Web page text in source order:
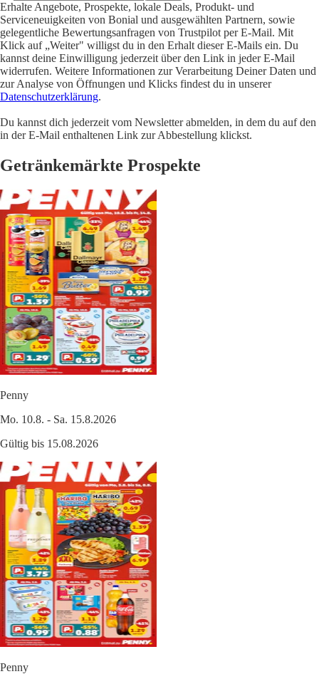
Erhalte Angebote, Prospekte, lokale Deals, Produkt- und
Serviceneuigkeiten von Bonial und ausgewählten Partnern, sowie
gelegentliche Bewertungsanfragen von Trustpilot per E-Mail. Mit
Klick auf „Weiter" willigst du in den Erhalt dieser E-Mails ein. Du
kannst deine Einwilligung jederzeit über den Link in jeder E-Mail
widerrufen. Weitere Informationen zur Verarbeitung Deiner Daten und
zur Analyse von Öffnungen und Klicks findest du in unserer
Datenschutzerklärung.
Du kannst dich jederzeit vom Newsletter abmelden, in dem du auf den
in der E-Mail enthaltenen Link zur Abbestellung klickst.
Getränkemärkte Prospekte
Penny
Mo. 10.8. - Sa. 15.8.2026
Gültig bis 15.08.2026
Penny